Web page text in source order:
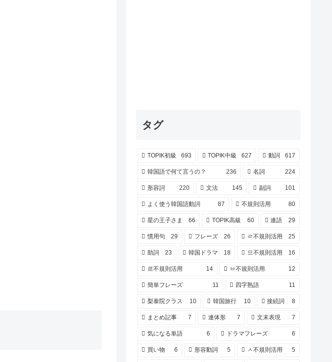
タグ
TOPIK初級 693 TOPIK中級 627 動詞 617
韓国語で何て言うの？ 236 名詞 224
形容詞 220 文法 145 副詞 101
よく使う韓国語動詞 87 不規則活用 80
星の王子さま 66 TOPIK高級 60 連語 29
慣用句 29 フレーズ 26 ㄹ不規則活用 25
助詞 23 韓国ドラマ 18 으不規則活用 16
르不規則活用 14 ㅂ不規則活用 12
簡単フレーズ 11 四字熟語 11
梨泰院クラス 10 韓国旅行 10 接続詞 8
まとめ記事 7 連体形 7 文末表現 7
気になる単語 6 ドラマフレーズ 6
買い物 6 形容動詞 5 ㅅ不規則活用 5